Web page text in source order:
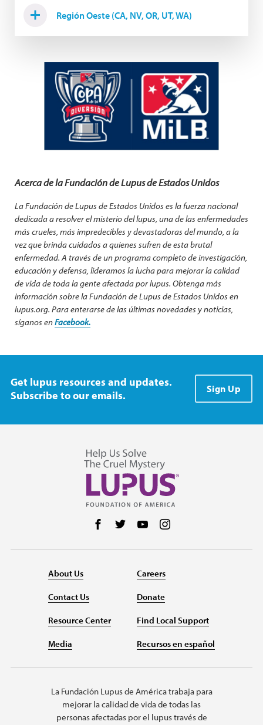
Región Oeste (CA, NV, OR, UT, WA)
Acerca de la Fundación de Lupus de Estados Unidos
La Fundación de Lupus de Estados Unidos es la fuerza nacional
dedicada a resolver el misterio del lupus, una de las enfermedades
más crueles, más impredecibles y devastadoras del mundo, a la
vez que brinda cuidados a quienes sufren de esta brutal
enfermedad. A través de un programa completo de investigación,
educación y defensa, lideramos la lucha para mejorar la calidad
de vida de toda la gente afectada por lupus. Obtenga más
información sobre la Fundación de Lupus de Estados Unidos en
lupus.org. Para enterarse de las últimas novedades y noticias,
síganos enFacebook.
Get lupus resources and updates.
Subscribe to our emails.
Sign Up
Follow us on Facebook
Follow us on Twitter
Follow us on YouTube
About Us
Contact Us
Resource Center
Media
Careers
Donate
Find Local Support
Recursos en español
La Fundación Lupus de América trabaja para
mejorar la calidad de vida de todas las
personas afectadas por el lupus través de